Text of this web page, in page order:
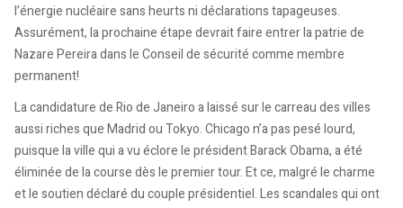
l’énergie nucléaire sans heurts ni déclarations tapageuses.
Assurément, la prochaine étape devrait faire entrer la patrie de
Nazare Pereira dans le Conseil de sécurité comme membre
permanent!
La candidature de Rio de Janeiro a laissé sur le carreau des villes
aussi riches que Madrid ou Tokyo. Chicago n’a pas pesé lourd,
puisque la ville qui a vu éclore le président Barack Obama, a été
éliminée de la course dès le premier tour. Et ce, malgré le charme
et le soutien déclaré du couple présidentiel. Les scandales qui ont